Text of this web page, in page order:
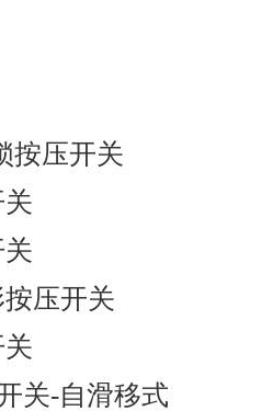
按压开关
压开关
关-自滑移式